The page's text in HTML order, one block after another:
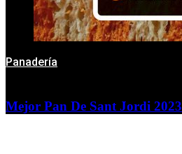
Panadería
Mejor Pan De Sant Jordi 2023